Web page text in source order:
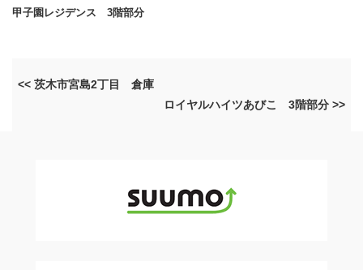
甲子園レジデンス 3階部分
<< 茨木市宮島2丁目 倉庫
ロイヤルハイツあびこ 3階部分 >>